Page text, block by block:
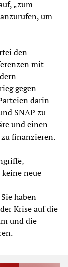
„zum
um
den
mit
gegen
darin
SNAP zu
und einen
finanzieren.
neue
haben
Krise auf die
und die